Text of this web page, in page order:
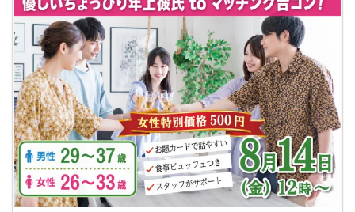
でも自然に距離が縮まりやすいもの。会話のテンポや雰囲気を大切にしたい方に
おすすめです。
💐 20代30歳前後中心で、同年代に近い方と話しやすい！
年齢が近い方同士だから、仕事、休日の過ごし方、趣味、恋愛観なども自然に話
しやすい雰囲気です。まずは気軽に話してみたい方にもぴったりです。
🌼 【本イベントの3つのおすすめポイント】
・ちょっぴり奥手な女性も参加しやすい雰囲気！
・話し上手or積極的な男性と自然に会話しやすい
・20代30歳前後中心で、同年代に近い方と出会いやすい！
📋 【イベント概要】
所要時間： 約2時間15分
進行形式： グループトーク ＋ 個別トーク
ご飲食： あり（お食事付き）
対象： 20代30歳前後中心の独身男女
最少催行人数： 男女各5対5から開催
⚠️ 注意事項【キャンセルポリシー】
開催前日までに最小催行人数（5対5）に満たない場合は中止となります。不催行
の際は前日までにご連絡いたします（急なキャンセルによる不催行時も都度ご連